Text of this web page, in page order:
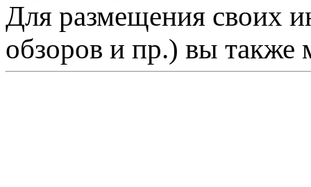
Для размещения своих
обзоров и пр.) вы также